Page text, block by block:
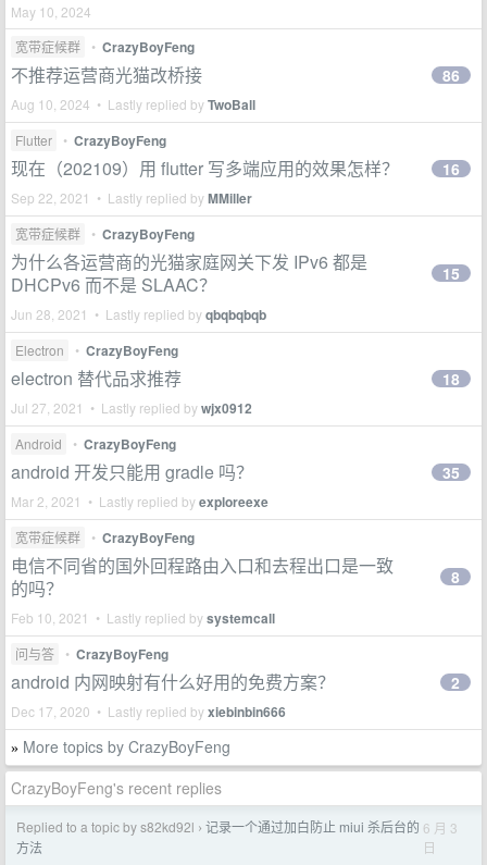
May 10, 2024
宽带症候群
• CrazyBoyFeng
不推荐运营商光猫改桥接
Aug 10, 2024 • Lastly replied byTwoBall
86
Flutter • CrazyBoyFeng
现在（202109）用 flutter 写多端应用的效果怎样？
Sep 22, 2021 • Lastly replied byMMiller
16
宽带症候群 • CrazyBoyFeng
为什么各运营商的光猫家庭网关下发 IPv6 都是
DHCPv6 而不是 SLAAC？
Jun 28, 2021 • Lastly replied byqbqbqbqb
15
Electron • CrazyBoyFeng
electron 替代品求推荐
Jul 27, 2021 • Lastly replied bywjx0912
18
Android • CrazyBoyFeng
android 开发只能用 gradle 吗？
Mar 2, 2021 • Lastly replied byexploreexe
35
宽带症候群 • CrazyBoyFeng
电信不同省的国外回程路由入口和去程出口是一致
的吗？
Feb 10, 2021 • Lastly replied bysystemcall
8
问与答 • CrazyBoyFeng
android 内网映射有什么好用的免费方案？
Dec 17, 2020 • Lastly replied byxiebinbin666
2
» More topics by CrazyBoyFeng
CrazyBoyFeng's recent replies
Replied to a topic by s82kd92l › 记录一个通过加白防止 miui 杀后台的
方法
6 月 3
日